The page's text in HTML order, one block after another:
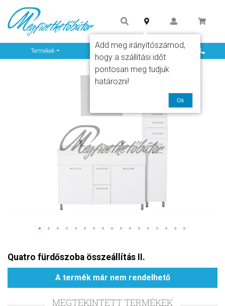
Termékek Info
Quatro fürdőszoba összeállítás II.
A termék már nem rendelhető
MEGTEKINTETT TERMÉKEK
Add meg irányítószámod,
hogy a szállítási időt
pontosan meg tudjuk
határozni!
Ok